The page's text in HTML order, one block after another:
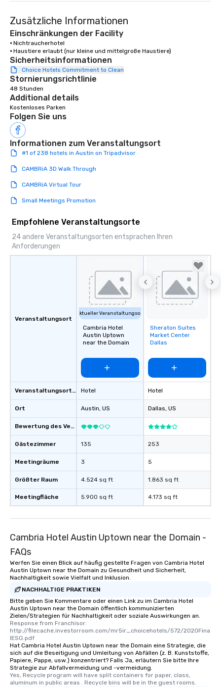
ready to provide you
of the way to make
Zusätzliche Informationen
Einschränkungen der Facility
⦁ Nichtraucherhotel
⦁ Haustiere erlaubt (nur kleine und mittelgroße Haustiere)
Sicherheitsinformationen
Choice Hotels Commitment to Clean
Stornierungsrichtlinie
48 Stunden
Additional details
Kostenloses Parken
Folgen Sie uns
Informationen zum Veranstaltungsort
#1 of 238 hotels in Austin on Tripadvisor
CAMBRiA 3D Walk Through
CAMBRiA Virtual Tour
Small Meetings Promotion
Empfohlene Veranstaltungsorte
24 andere Veranstaltungsorten entsprachen Ihren
Anforderungen
Veranstaltungsort
Veranstaltungsortstyp
Ort
Bewertung des Veranstaltungsortes
Gästezimmer
Meetingräume
Größter Raum
Meetingfläche
Aktueller Veranstaltungsort
Cambria Hotel
Austin Uptown
near the Domain
Hotel
Austin, US
135
3
4.524 sq ft
5.900 sq ft
Removed from
favorites
Sheraton Suites
Market Center
Dallas
Hotel
Dallas, US
253
5
1.863 sq ft
4.173 sq ft
Cambria Hotel Austin Uptown near the Domain -
FAQs
Werfen Sie einen Blick auf häufig gestellte Fragen von Cambria Hotel
Austin Uptown near the Domain zu Gesundheit und Sicherheit,
Nachhaltigkeit sowie Vielfalt und Inklusion.
NACHHALTIGE PRAKTIKEN
Bitte geben Sie Kommentare oder einen Link zu im Cambria Hotel
Austin Uptown near the Domain öffentlich kommunizierten
Zielen/Strategien für Nachhaltigkeit oder soziale Auswirkungen an.
Response from Franchisor:
http://filecache.investorroom.com/mr5ir_choicehotels/572/2020Fina
lESG.pdf
Hat Cambria Hotel Austin Uptown near the Domain eine Strategie, die
sich auf die Beseitigung und Umleitung von Abfällen (z. B. Kunststoffe,
Papiere, Pappe, usw.) konzentriert? Falls Ja, erläutern Sie bitte Ihre
Strategie zur Abfallvermeidung und -vermeidung.
Yes, Recycle program will have split containers for paper, class,
aluminum in public areas . Recycle bins will be in the guest rooms.